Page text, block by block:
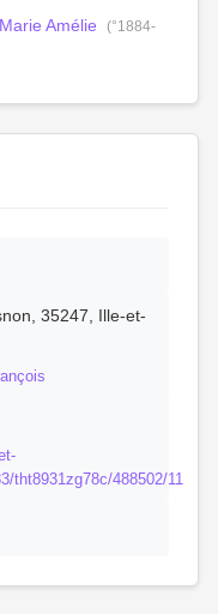
Amélie
(°1884-
35247, Ille-et-
tht8931zg78c/488502/11